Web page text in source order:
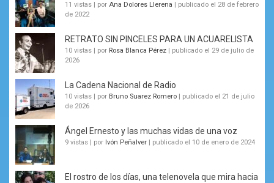
11 vistas por Ana Dolores Llerena
publicado el 28 de febrero
de 2022
RETRATO SIN PINCELES PARA UN ACUARELISTA
10 vistas por Rosa Blanca Pérez
publicado el 29 de julio de
2026
La Cadena Nacional de Radio
10 vistas por Bruno Suarez Romero
publicado el 21 de julio
de 2026
Ángel Ernesto y las muchas vidas de una voz
9 vistas por Ivón Peñalver publicado el 10 de enero de 2024
El rostro de los días, una telenovela que mira hacia